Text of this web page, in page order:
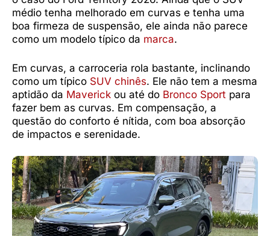
médio tenha melhorado em curvas e tenha uma
boa firmeza de suspensão, ele ainda não parece
como um modelo típico da marca.
Em curvas, a carroceria rola bastante, inclinando
como um típico SUV chinês. Ele não tem a mesma
aptidão da Maverick ou até do Bronco Sport para
fazer bem as curvas. Em compensação, a
questão do conforto é nítida, com boa absorção
de impactos e serenidade.